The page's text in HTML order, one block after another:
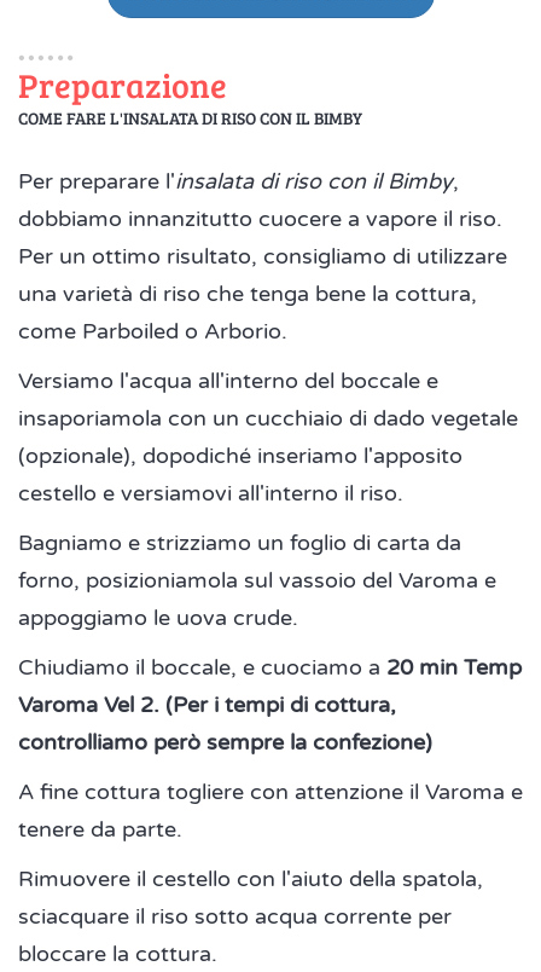
Preparazione
COME FARE L'INSALATA DI RISO CON IL BIMBY
Per preparare l'insalata di riso con il Bimby,
dobbiamo innanzitutto cuocere a vapore il riso.
Per un ottimo risultato, consigliamo di utilizzare
una varietà di riso che tenga bene la cottura,
come Parboiled o Arborio.
Versiamo l'acqua all'interno del boccale e
insaporiamola con un cucchiaio di dado vegetale
(opzionale), dopodiché inseriamo l'apposito
cestello e versiamovi all'interno il riso.
Bagniamo e strizziamo un foglio di carta da
forno, posizioniamola sul vassoio del Varoma e
appoggiamo le uova crude.
Chiudiamo il boccale, e cuociamo a 20 min Temp
Varoma Vel 2. (Per i tempi di cottura,
controlliamo però sempre la confezione)
A fine cottura togliere con attenzione il Varoma e
tenere da parte.
Rimuovere il cestello con l'aiuto della spatola,
sciacquare il riso sotto acqua corrente per
bloccare la cottura.